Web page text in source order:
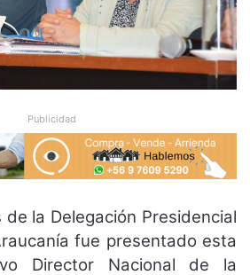
Publicidad
la Delegación Presidencial
fue presentado esta
Director Nacional de la